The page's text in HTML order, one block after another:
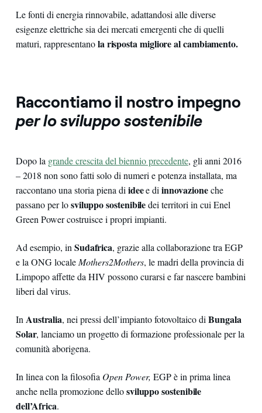
Le fonti di energia rinnovabile, adattandosi alle diverse
esigenze elettriche sia dei mercati emergenti che di quelli
maturi, rappresentanola risposta migliore al cambiamento.
Raccontiamo il nostro impegno
per lo sviluppo sostenibile
Dopo la grande crescita del biennio precedente, gli anni 2016
– 2018 non sono fatti solo di numeri e potenza installata, ma
raccontano una storia piena di ideee diinnovazioneche
passano per losviluppo sostenibiledei territori in cui Enel
Green Power costruisce i propri impianti.
Ad esempio, in Sudafrica, grazie alla collaborazione tra EGP
e la ONG locale Mothers2Mothers, le madri della provincia di
Limpopo affette da HIV possono curarsi e far nascere bambini
liberi dal virus.
In Australia, nei pressi dell’impianto fotovoltaico diBungala
Solar, lanciamo un progetto di formazione professionale per la
comunità aborigena.
In linea con la filosofia Open Power, EGP è in prima linea
anche nella promozione dellosviluppo sostenibile
dell’Africa.